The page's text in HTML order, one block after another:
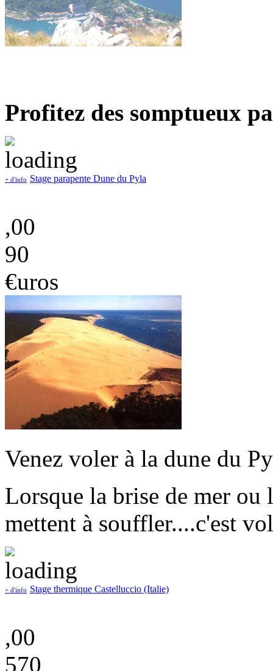
Profitez des somptueux
+ d'info Stage parapente Dune du Pyla
,00
90
€uros
Venez voler à la dune du
Lorsque la brise de mer ou
mettent à souffler....c'est
+ d'info Stage thermique Castelluccio (Italie)
,00
570